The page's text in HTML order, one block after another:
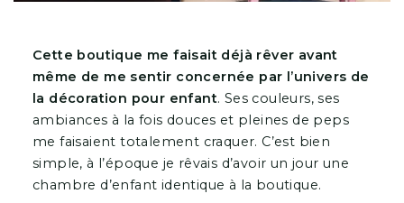
Cette boutique me faisait déjà rêver avant
même de me sentir concernée par l’univers de
la décoration pour enfant. Ses couleurs, ses
ambiances à la fois douces et pleines de peps
me faisaient totalement craquer. C’est bien
simple, à l’époque je rêvais d’avoir un jour une
chambre d’enfant identique à la boutique.